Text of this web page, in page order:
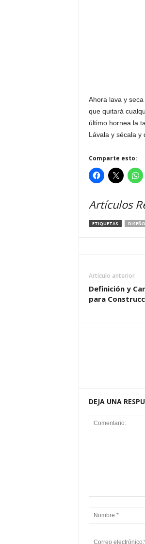
Ahora lava y
que quitará
último hornea la
Lávala y sécala y
Comparte esto:
Artículos
ETIQUETAS
Artículo anterior
Definición y
para
DEJA UNA